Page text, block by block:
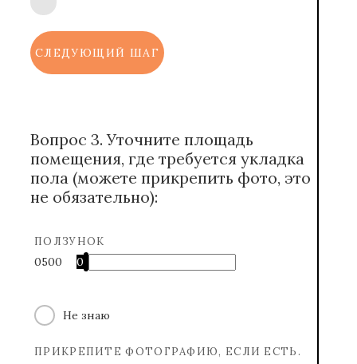
СЛЕДУЮЩИЙ ШАГ
Вопрос 3. Уточните площадь
помещения, где требуется укладка
пола (можете прикрепить фото, это
не обязательно):
ПОЛЗУНОК
0500 0
Не знаю
ПРИКРЕПИТЕ ФОТОГРАФИЮ, ЕСЛИ ЕСТЬ.